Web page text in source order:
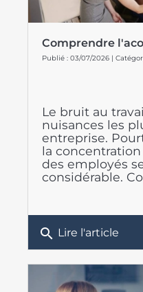
Comprendre
Publié : 03/07/2026 |
Le bruit au
nuisances les
entreprise.
la
des employés
considérable.
search Lire l'article